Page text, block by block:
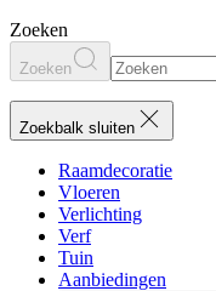
Zoeken
Zoeken
Zoekbalk sluiten
Raamdecoratie
Vloeren
Verlichting
Verf
Tuin
Aanbiedingen